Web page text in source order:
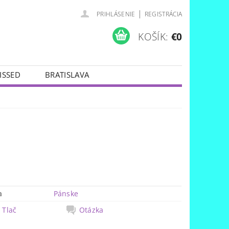
PRIHLÁSENIE | REGISTRÁCIA
KOŠÍK: €0
BRATISLAVA
Pánske
Tlač
Otázka